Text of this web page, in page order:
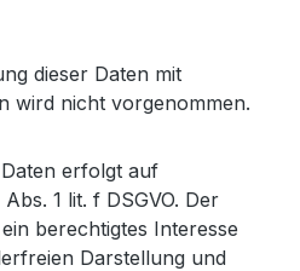
dieser Daten mit
wird nicht vorgenommen.
erfolgt auf
1 lit. f DSGVO. Der
berechtigtes Interesse
Darstellung und